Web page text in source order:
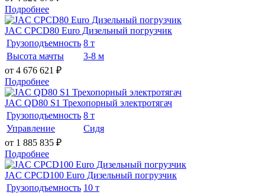
Подробнее
JAC CPCD80 Euro Дизельный погрузчик
Грузоподъемность 8 т
Высота мачты
3-8 м
от 4 676 621 ₽
Подробнее
JAC QD80 S1 Трехопорный электротягач
Грузоподъемность 8 т
Управление
Сидя
от 1 885 835 ₽
Подробнее
JAC CPCD100 Euro Дизельный погрузчик
Грузоподъемность 10 т